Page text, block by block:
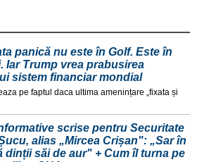
panică nu este în Golf. Este în
Iar Trump vrea prabusirea
sistem financiar mondial
pe faptul daca ultima amenințare „fixata și
scrise pentru Securitate
alias „Mircea Crișan": „Sar în
dinții săi de aur" + Cum îl turna pe